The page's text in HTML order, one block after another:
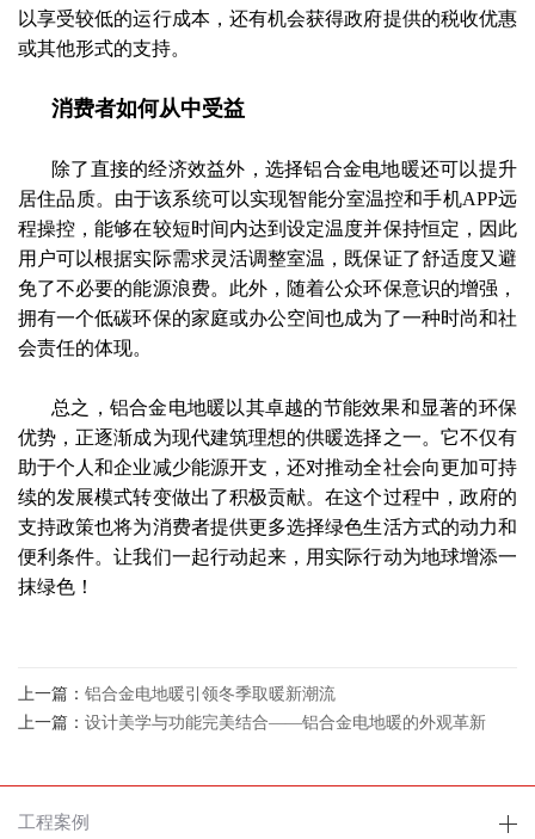
以享受较低的运行成本，还有机会获得政府提供的税收优惠
或其他形式的支持。
消费者如何从中受益
除了直接的经济效益外，选择铝合金电地暖还可以提升
居住品质。由于该系统可以实现智能分室温控和手机APP远
程操控，能够在较短时间内达到设定温度并保持恒定，因此
用户可以根据实际需求灵活调整室温，既保证了舒适度又避
免了不必要的能源浪费。此外，随着公众环保意识的增强，
拥有一个低碳环保的家庭或办公空间也成为了一种时尚和社
会责任的体现。
总之，铝合金电地暖以其卓越的节能效果和显著的环保
优势，正逐渐成为现代建筑理想的供暖选择之一。它不仅有
助于个人和企业减少能源开支，还对推动全社会向更加可持
续的发展模式转变做出了积极贡献。在这个过程中，政府的
支持政策也将为消费者提供更多选择绿色生活方式的动力和
便利条件。让我们一起行动起来，用实际行动为地球增添一
抹绿色！
上一篇： 铝合金电地暖引领冬季取暖新潮流
上一篇： 设计美学与功能完美结合——铝合金电地暖的外观革新
工程案例